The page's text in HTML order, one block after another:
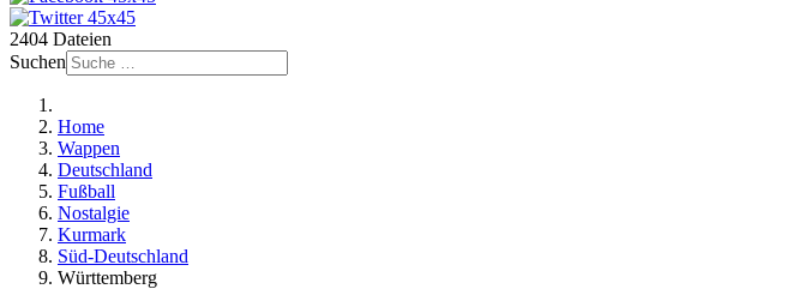
2404 Dateien
Suchen
Home
Wappen
Deutschland
Fußball
Nostalgie
Kurmark
Süd-Deutschland
Württemberg